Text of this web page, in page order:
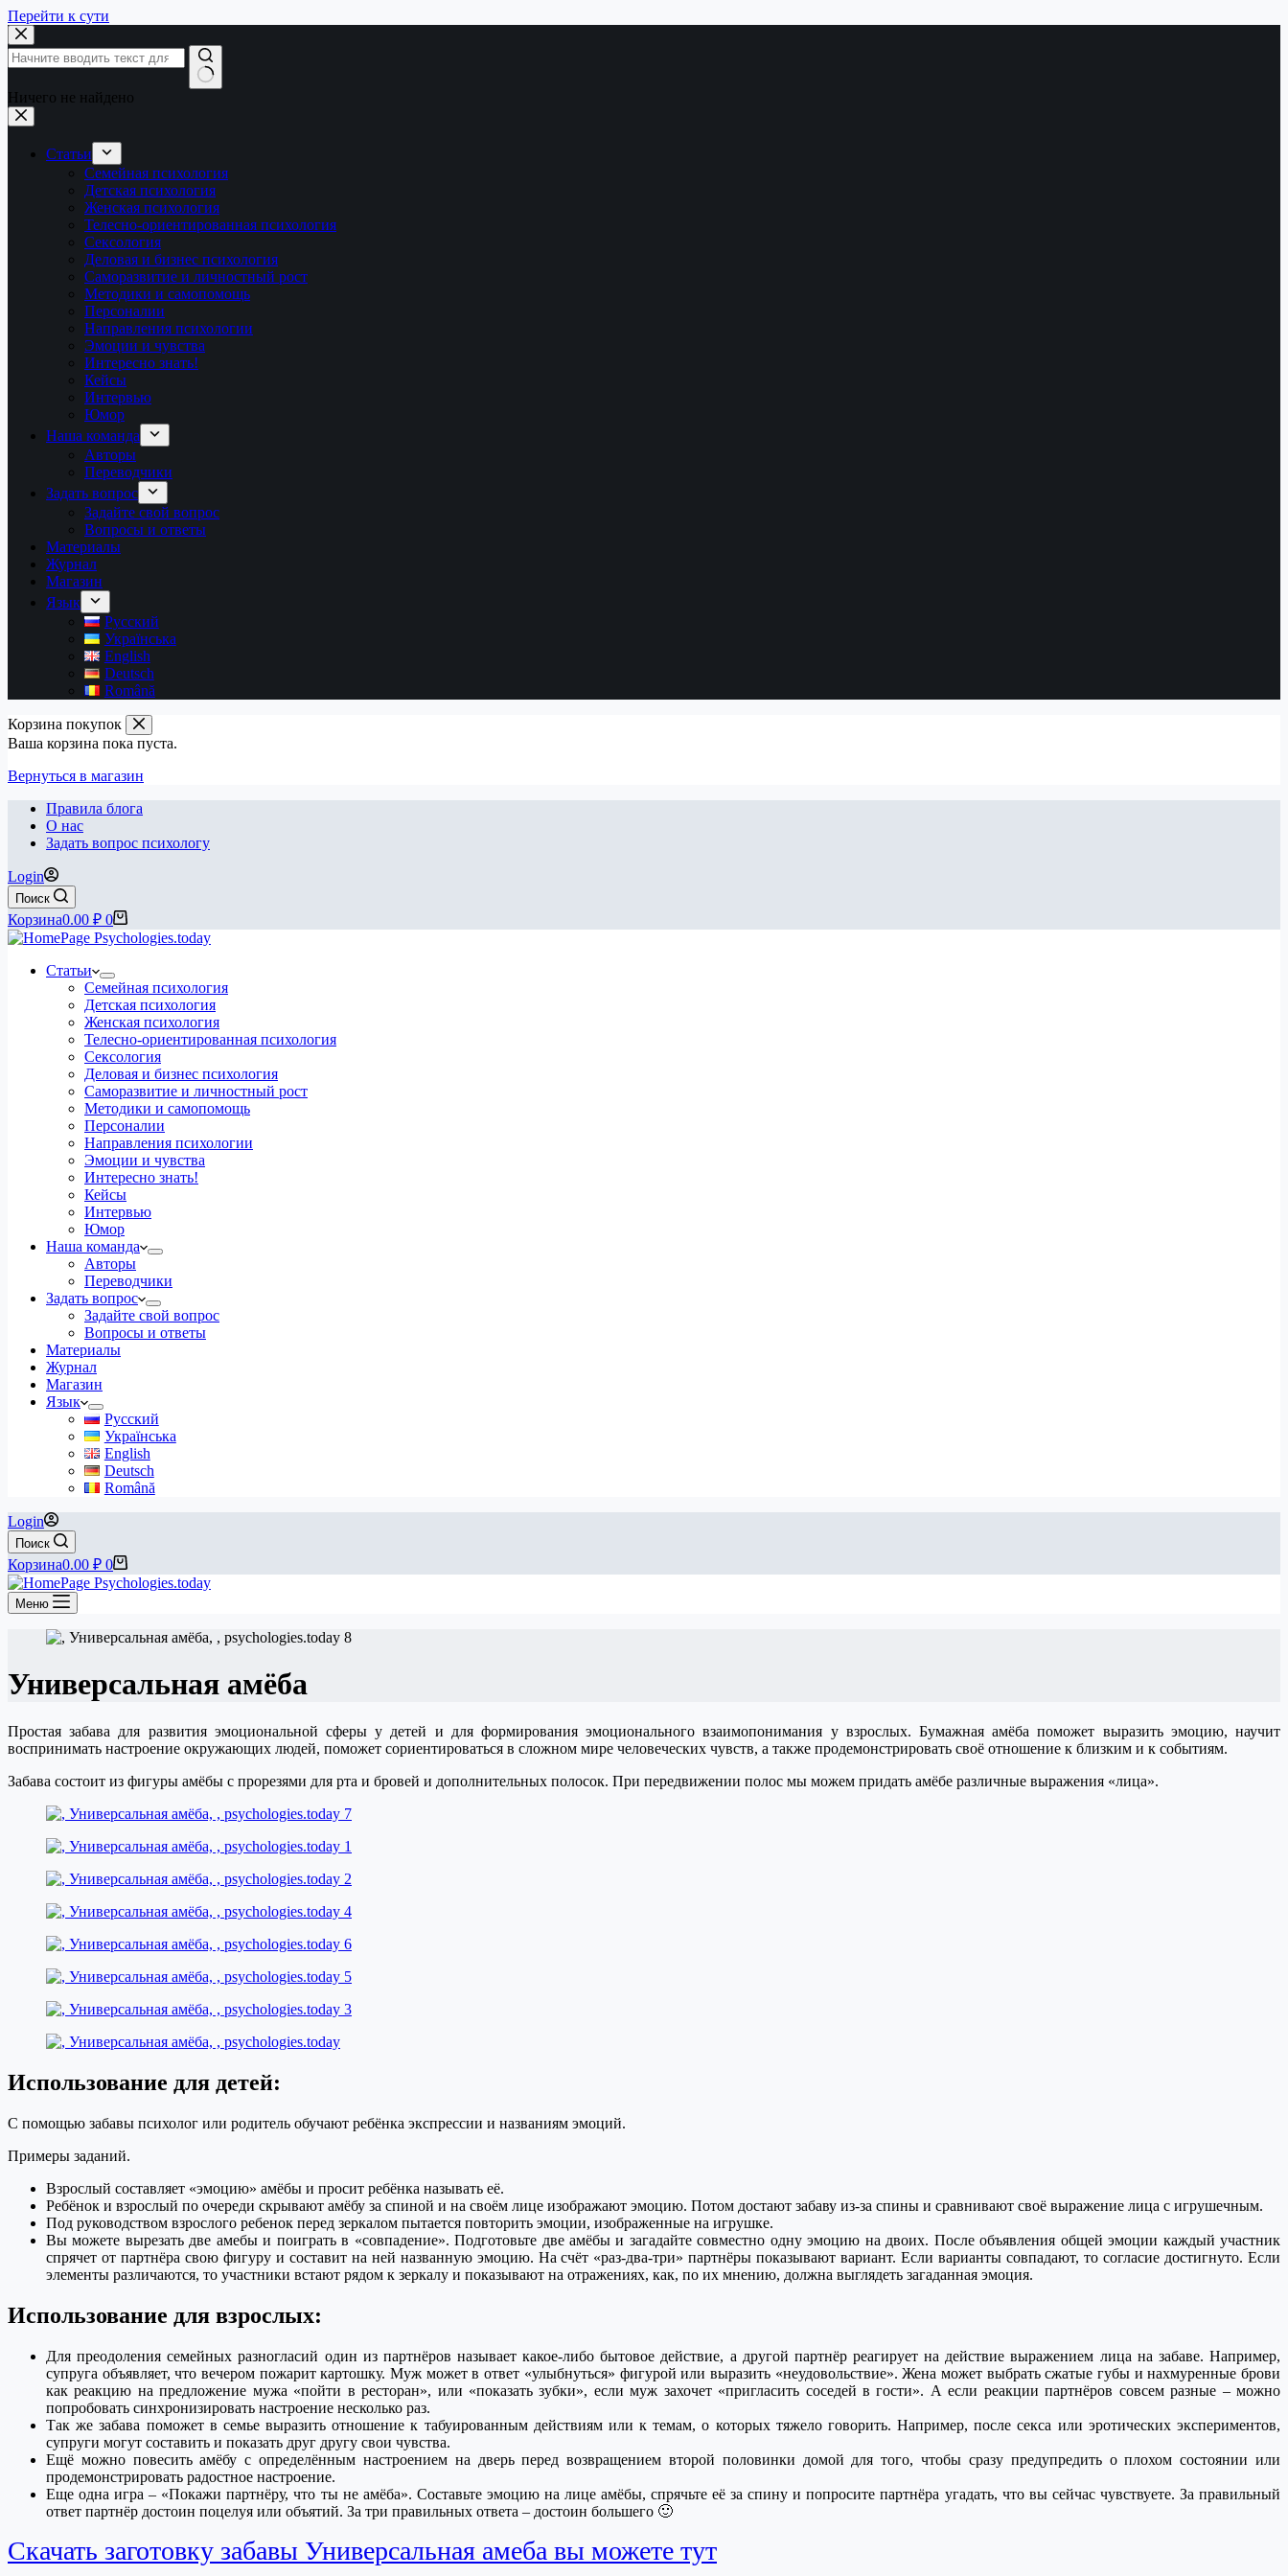
Перейти к сути
Ничего не найдено
Статьи
Семейная психология
Детская психология
Женская психология
Телесно-ориентированная психология
Сексология
Деловая и бизнес психология
Саморазвитие и личностный рост
Методики и самопомощь
Персоналии
Направления психологии
Эмоции и чувства
Интересно знать!
Кейсы
Интервью
Юмор
Наша команда
Авторы
Переводчики
Задать вопрос
Задайте свой вопрос
Вопросы и ответы
Материалы
Журнал
Магазин
Язык
Русский
Українська
English
Deutsch
Română
Корзина покупок
Ваша корзина пока пуста.
Вернуться в магазин
Правила блога
О нас
Задать вопрос психологу
Login
Поиск
Корзина0.00 ₽ 0
Статьи
Семейная психология
Детская психология
Женская психология
Телесно-ориентированная психология
Сексология
Деловая и бизнес психология
Саморазвитие и личностный рост
Методики и самопомощь
Персоналии
Направления психологии
Эмоции и чувства
Интересно знать!
Кейсы
Интервью
Юмор
Наша команда
Авторы
Переводчики
Задать вопрос
Задайте свой вопрос
Вопросы и ответы
Материалы
Журнал
Магазин
Язык
Русский
Українська
English
Deutsch
Română
Login
Поиск
Корзина0.00 ₽ 0
Меню
Универсальная амёба
Простая забава для развития эмоциональной сферы у детей и для формирования эмоционального взаимопонимания у взрослых. Бумажная амёба поможет выразить эмоцию, научит
воспринимать настроение окружающих людей, поможет сориентироваться в сложном мире человеческих чувств, а также продемонстрировать своё отношение к близким и к событиям.
Забава состоит из фигуры амёбы с прорезями для рта и бровей и дополнительных полосок. При передвижении полос мы можем придать амёбе различные выражения «лица».
Использование для детей:
С помощью забавы психолог или родитель обучают ребёнка экспрессии и названиям эмоций.
Примеры заданий.
Взрослый составляет «эмоцию» амёбы и просит ребёнка называть её.
Ребёнок и взрослый по очереди скрывают амёбу за спиной и на своём лице изображают эмоцию. Потом достают забаву из-за спины и сравнивают своё выражение лица с игрушечным.
Под руководством взрослого ребенок перед зеркалом пытается повторить эмоции, изображенные на игрушке.
Вы можете вырезать две амебы и поиграть в «совпадение». Подготовьте две амёбы и загадайте совместно одну эмоцию на двоих. После объявления общей эмоции каждый участник
спрячет от партнёра свою фигуру и составит на ней названную эмоцию. На счёт «раз-два-три» партнёры показывают вариант. Если варианты совпадают, то согласие достигнуто. Если
элементы различаются, то участники встают рядом к зеркалу и показывают на отражениях, как, по их мнению, должна выглядеть загаданная эмоция.
Использование для взрослых:
Для преодоления семейных разногласий один из партнёров называет какое-либо бытовое действие, а другой партнёр реагирует на действие выражением лица на забаве. Например,
супруга объявляет, что вечером пожарит картошку. Муж может в ответ «улыбнуться» фигурой или выразить «неудовольствие». Жена может выбрать сжатые губы и нахмуренные брови
как реакцию на предложение мужа «пойти в ресторан», или «показать зубки», если муж захочет «пригласить соседей в гости». А если реакции партнёров совсем разные – можно
попробовать синхронизировать настроение несколько раз.
Так же забава поможет в семье выразить отношение к табуированным действиям или к темам, о которых тяжело говорить. Например, после секса или эротических экспериментов,
супруги могут составить и показать друг другу свои чувства.
Ещё можно повесить амёбу с определённым настроением на дверь перед возвращением второй половинки домой для того, чтобы сразу предупредить о плохом состоянии или
продемонстрировать радостное настроение.
Еще одна игра – «Покажи партнёру, что ты не амёба». Составьте эмоцию на лице амёбы, спрячьте её за спину и попросите партнёра угадать, что вы сейчас чувствуете. За правильный
ответ партнёр достоин поцелуя или объятий. За три правильных ответа – достоин большего 🙂
Скачать заготовку забавы Универсальная амеба вы можете тут